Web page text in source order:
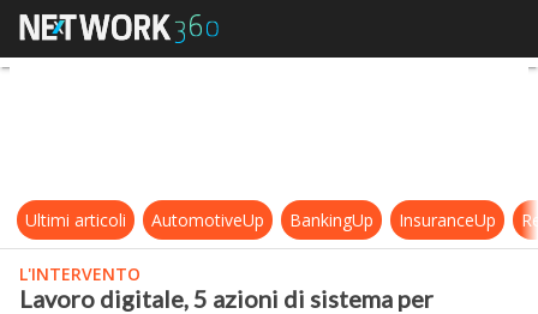
Lavoro digitale, 5 azioni di
Ultimi articoli AutomotiveUp BankingUp InsuranceUp
L'INTERVENTO
Lavoro digitale, 5 azioni di sistema per